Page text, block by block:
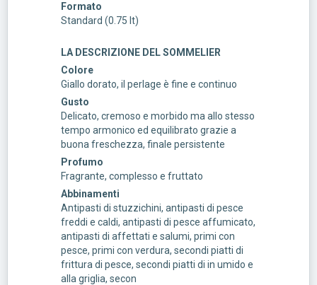
Formato
Standard (0.75 lt)
LA DESCRIZIONE DEL SOMMELIER
Colore
Giallo dorato, il perlage è fine e continuo
Gusto
Delicato, cremoso e morbido ma allo stesso
tempo armonico ed equilibrato grazie a
buona freschezza, finale persistente
Profumo
Fragrante, complesso e fruttato
Abbinamenti
Antipasti di stuzzichini, antipasti di pesce
freddi e caldi, antipasti di pesce affumicato,
antipasti di affettati e salumi, primi con
pesce, primi con verdura, secondi piatti di
frittura di pesce, secondi piatti di in umido e
alla griglia, secon